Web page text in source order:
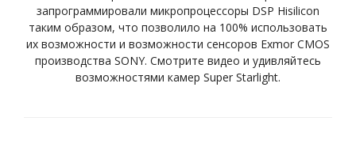
запрограммировали микропроцессоры DSP Hisilicon
таким образом, что позволило на 100% использовать
их возможности и возможности сенсоров Exmor CMOS
производства SONY. Смотрите видео и удивляйтесь
возможностями камер Super Starlight.